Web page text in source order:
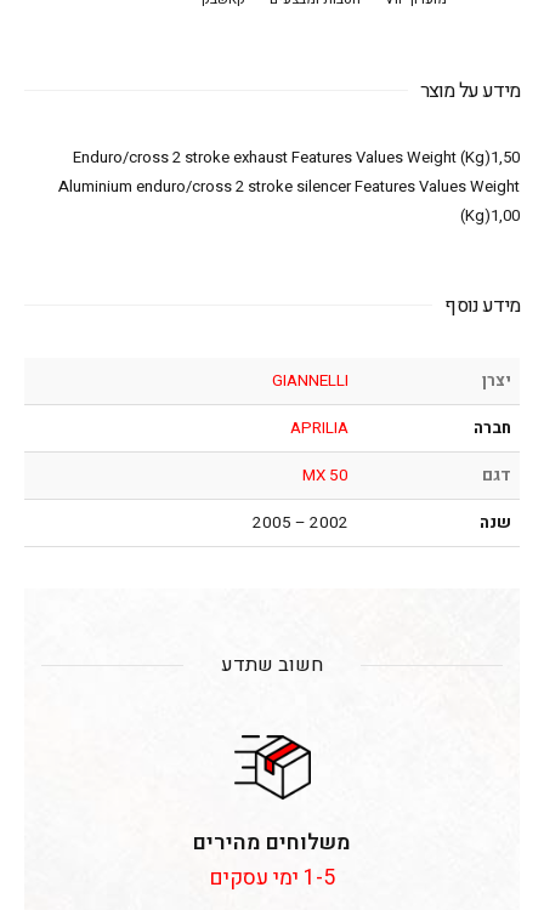
מידע על מוצר
Enduro/cross 2 stroke exhaust Features Values Weight (Kg)1,50
Aluminium enduro/cross 2 stroke silencer Features Values Weight
(Kg)1,00
מידע נוסף
יצרן
GIANNELLI
חברה
APRILIA
דגם
MX 50
שנה
2002 – 2005
חשוב שתדע
משלוחים מהירים
1-5 ימי עסקים